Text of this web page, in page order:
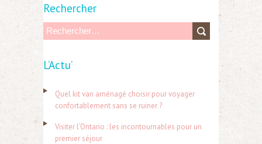
Rechercher
L’Actu’
Quel kit van aménagé choisir pour voyager
confortablement sans se ruiner ?
Visiter l’Ontario : les incontournables pour un
premier séjour